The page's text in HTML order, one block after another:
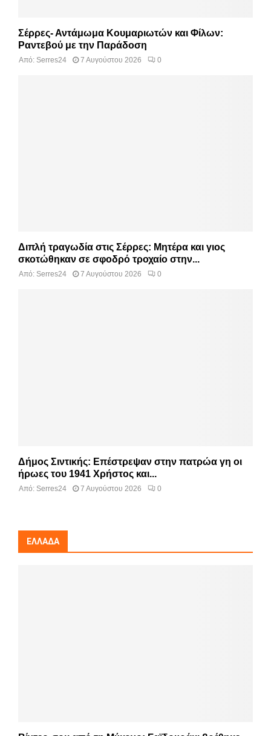
Σέρρες- Αντάμωμα Κουμαριωτών και Φίλων:
Ραντεβού με την Παράδοση
Από: Serres24 7 Αυγούστου 2026 0
Διπλή τραγωδία στις Σέρρες: Μητέρα και γιος
σκοτώθηκαν σε σφοδρό τροχαίο στην...
Από: Serres24 7 Αυγούστου 2026 0
Δήμος Σιντικής: Επέστρεψαν στην πατρώα γη οι
ήρωες του 1941 Χρήστος και...
Από: Serres24 7 Αυγούστου 2026 0
ΕΛΛΆΔΑ